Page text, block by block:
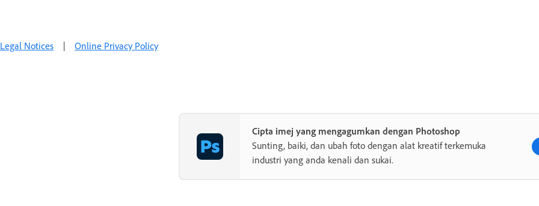
Legal Notices | Online Privacy Policy
Cipta imej yang mengagumkan dengan Photoshop
Sunting, baiki, dan ubah foto dengan alat kreatif terkemuka
industri yang anda kenali dan sukai.